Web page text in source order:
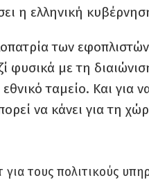
η ελληνική
των
φυσικά με τη
ταμείο. Και για
να κάνει για τη
για τους πολιτικούς